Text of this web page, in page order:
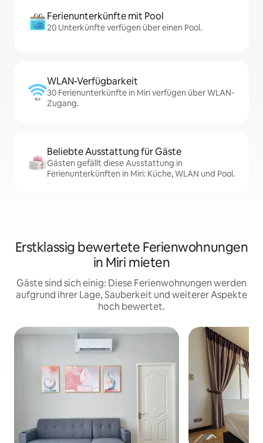
Ferienunterkünfte mit Pool
20 Unterkünfte verfügen über einen Pool.
WLAN-Verfügbarkeit
30 Ferienunterkünfte in Miri verfügen über WLAN-
Zugang.
Beliebte Ausstattung für Gäste
Gästen gefällt diese Ausstattung in
Ferienunterkünften in Miri: Küche, WLAN und Pool.
Erstklassig bewertete Ferienwohnungen
in Miri mieten
Gäste sind sich einig: Diese Ferienwohnungen werden
aufgrund ihrer Lage, Sauberkeit und weiterer Aspekte
hoch bewertet.